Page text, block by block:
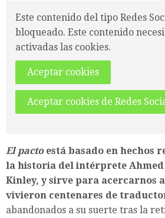
Este contenido del tipo Redes
bloqueado. Este contenido
activadas las cookies.
Aceptar cookies
Aceptar cookies de Redes
El pacto está basado en hechos
la historia del intérprete Ahmed
Kinley, y sirve para acercarnos
vivieron centenares de
abandonados a su suerte tras la